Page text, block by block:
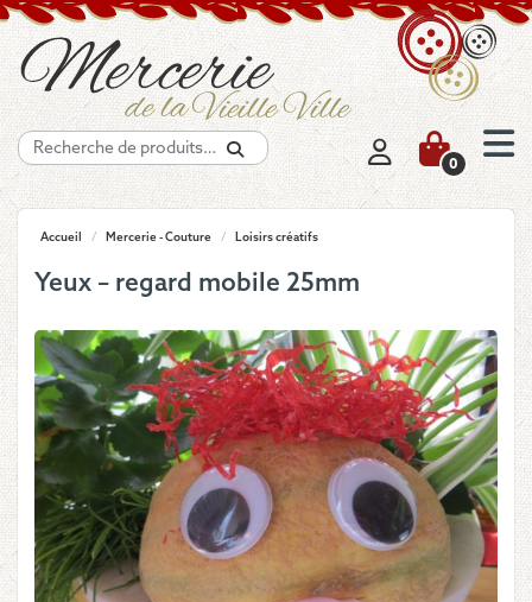
Recherche
0
Accueil / Mercerie - Couture / Loisirs créatifs
Yeux – regard mobile 25mm